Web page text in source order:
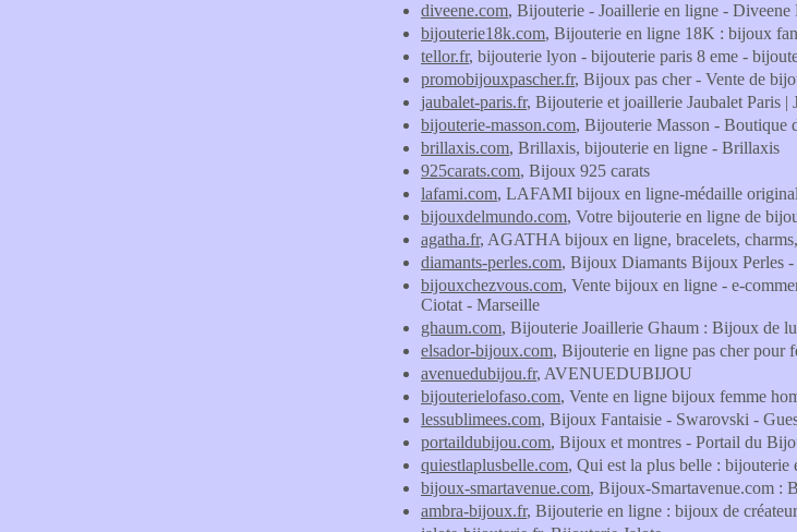
diveene.com, Bijouterie - Joaillerie en ligne - Diveene
bijouterie18k.com, Bijouterie en ligne 18K : bijoux
tellor.fr, bijouterie lyon - bijouterie paris 8 eme -
promobijouxpascher.fr, Bijoux pas cher - Vente de
jaubalet-paris.fr, Bijouterie et joaillerie Jaubalet Paris |
bijouterie-masson.com, Bijouterie Masson - Boutique
brillaxis.com, Brillaxis, bijouterie en ligne - Brillaxis
925carats.com, Bijoux 925 carats
lafami.com, LAFAMI bijoux en ligne-médaille
bijouxdelmundo.com, Votre bijouterie en ligne de
agatha.fr, AGATHA bijoux en ligne, bracelets,
diamants-perles.com, Bijoux Diamants Bijoux Perles
bijouxchezvous.com, Vente bijoux en ligne - e-
Ciotat - Marseille
ghaum.com, Bijouterie Joaillerie Ghaum : Bijoux de
elsador-bijoux.com, Bijouterie en ligne pas cher pour
avenuedubijou.fr, AVENUEDUBIJOU
bijouterielofaso.com, Vente en ligne bijoux femme
lessublimees.com, Bijoux Fantaisie - Swarovski -
portaildubijou.com, Bijoux et montres - Portail du
quiestlaplusbelle.com, Qui est la plus belle : bijouterie
bijoux-smartavenue.com, Bijoux-Smartavenue.com :
ambra-bijoux.fr, Bijouterie en ligne : bijoux de